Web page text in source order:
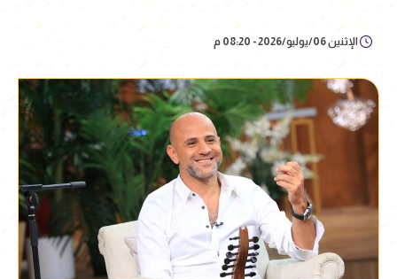
الإثنين 06/يوليو/2026 - 08:20 م